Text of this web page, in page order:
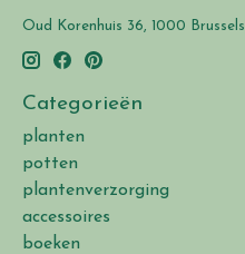
Oud Korenhuis 36, 1000 Brussels
Categorieën
planten
potten
plantenverzorging
accessoires
boeken